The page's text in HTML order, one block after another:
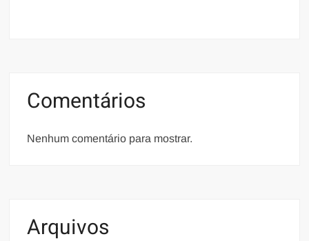
Comentários
Nenhum comentário para mostrar.
Arquivos